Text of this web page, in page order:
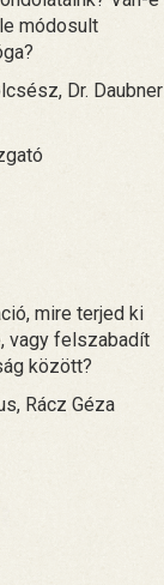
módosult
Dr. Daubner
mire terjed ki
vagy felszabadít
között?
Rácz Géza